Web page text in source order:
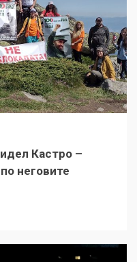
Кастро –
неговите